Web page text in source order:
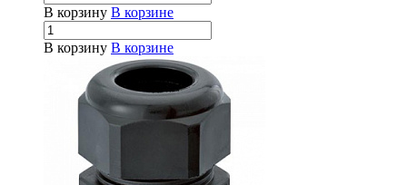
В корзину В корзине
В корзину В корзине